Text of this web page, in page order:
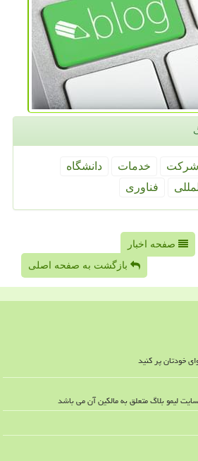
شركت خدمات
دانشگاه
فناوری
صفحه اخبار
بازگشت به صفحه اصلی
خودتان پر کنید